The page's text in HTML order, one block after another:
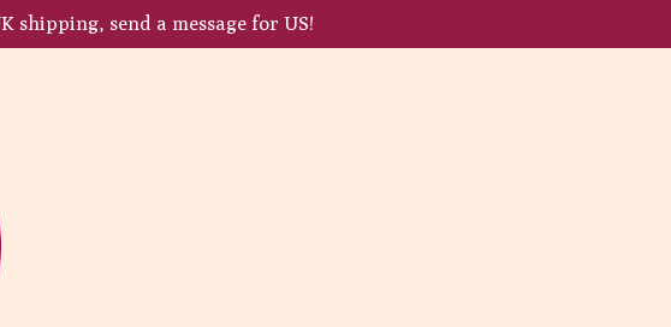
shipping, send a message for US!